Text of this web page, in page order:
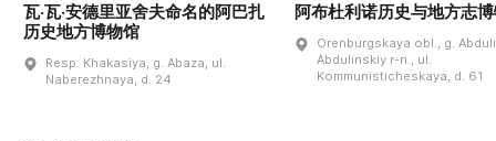
瓦·瓦·安德里亚舍夫命名的阿巴扎
历史地方博物馆
Resp. Khakasiya, g. Abaza, ul.
Naberezhnaya, d. 24
阿布杜利诺历史与地方志
Orenburgskaya obl., g.
Abdulinskiy r-n., ul.
Kommunisticheskaya, d. 61